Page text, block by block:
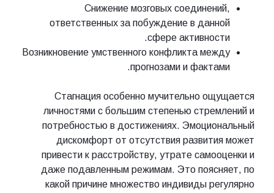
Снижение мозговых соединений,
ответственных за побуждение в данной
сфере активности.
Возникновение умственного конфликта между
прогнозами и фактами.
Стагнация особенно мучительно ощущается
личностями с большим степенью стремлений и
потребностью в достижениях. Эмоциональный
дискомфорт от отсутствия развития может
привести к расстройству, утрате самооценки и
даже подавленным режимам. Это поясняет, по
какой причине множество индивиды регулярно